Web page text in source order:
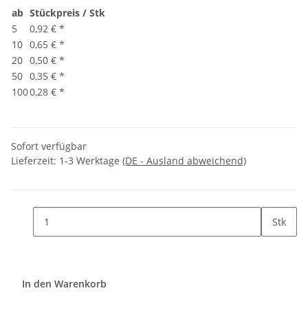
ab Stückpreis / Stk
5
0,92 € *
10 0,65 € *
20 0,50 € *
50 0,35 € *
1000,28 € *
Sofort verfügbar
Lieferzeit: 1-3 Werktage (DE - Ausland abweichend)
Stk
In den Warenkorb